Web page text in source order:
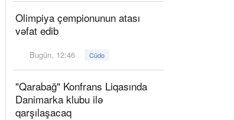
Olimpiya çempionunun atası
vəfat edib
Bugün, 12:46 Cüdo
"Qarabağ" Konfrans Liqasında
Danimarka klubu ilə
qarşılaşacaq